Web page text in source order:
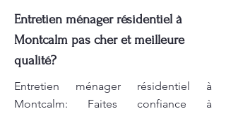
Entretien ménager résidentiel à
Montcalm pas cher et meilleure
qualité?
Entretien ménager résidentiel à
Montcalm: Faites confiance à